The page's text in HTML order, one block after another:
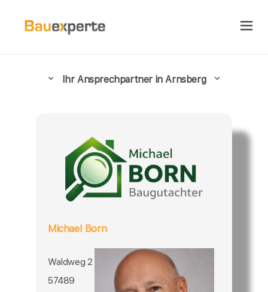
Ihr Ansprechpartner in Arnsberg
Michael Born
Waldweg 2
57489